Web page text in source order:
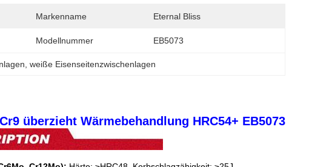
Markenname Eternal Bliss
Modellnummer EB5073
, weiße Eisenseitenzwischenlagen
überzieht Wärmebehandlung HRC54+ EB5073